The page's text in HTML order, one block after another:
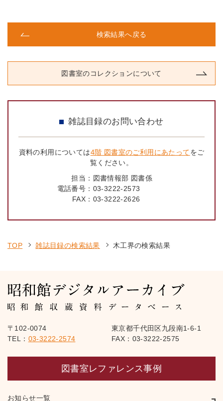
検索結果へ戻る
図書室のコレクションについて
雑誌目録のお問い合わせ
資料の利用については4階 図書室のご利用にあたってをご
覧ください。
担当： 図書情報部 図書係
電話番号： 03-3222-2573
FAX： 03-3222-2626
TOP 雑誌目録の検索結果 木工界の検索結果
〒102-0074
東京都千代田区九段南1-6-1
TEL： 03-3222-2574 FAX：03-3222-2575
図書室レファレンス事例
お知らせ一覧